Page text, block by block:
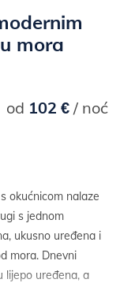
mora
od 102 €/ noć
okućnicom nalaze
s jednom
ukusno uređena i
mora. Dnevni
lijepo uređena, a